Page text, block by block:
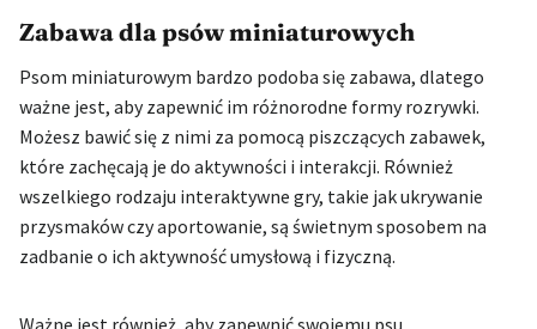
Zabawa dla psów miniaturowych
Psom miniaturowym bardzo podoba się zabawa, dlatego
ważne jest, aby zapewnić im różnorodne formy rozrywki.
Możesz bawić się z nimi za pomocą piszczących zabawek,
które zachęcają je do aktywności i interakcji. Również
wszelkiego rodzaju interaktywne gry, takie jak ukrywanie
przysmaków czy aportowanie, są świetnym sposobem na
zadbanie o ich aktywność umysłową i fizyczną.